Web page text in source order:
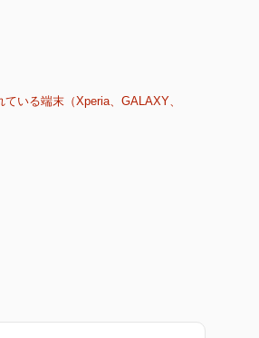
いる端末（Xperia、GALAXY、